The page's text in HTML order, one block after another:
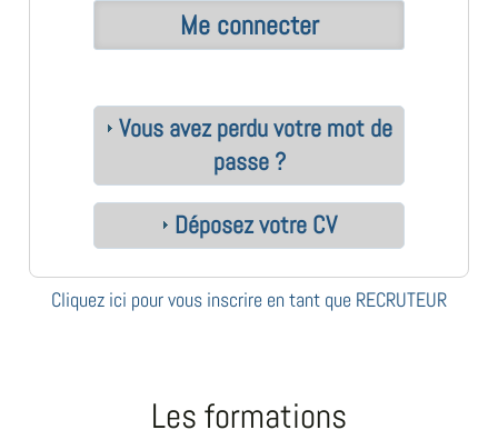
Vous avez perdu votre mot de
passe ?
Déposez votre CV
Cliquez ici pour vous inscrire en tant que RECRUTEUR
Les formations